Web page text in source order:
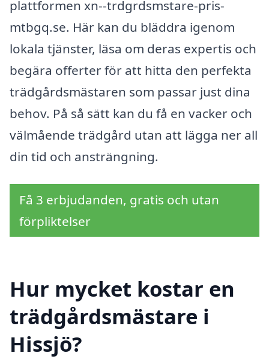
plattformen xn--trdgrdsmstare-pris-
mtbgq.se. Här kan du bläddra igenom
lokala tjänster, läsa om deras expertis och
begära offerter för att hitta den perfekta
trädgårdsmästaren som passar just dina
behov. På så sätt kan du få en vacker och
välmående trädgård utan att lägga ner all
din tid och ansträngning.
Få 3 erbjudanden, gratis och utan
förpliktelser
Hur mycket kostar en
trädgårdsmästare i
Hissjö?